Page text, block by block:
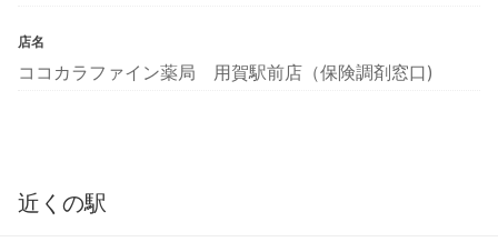
店名
ココカラファイン薬局 用賀駅前店（保険調剤窓口)
近くの駅